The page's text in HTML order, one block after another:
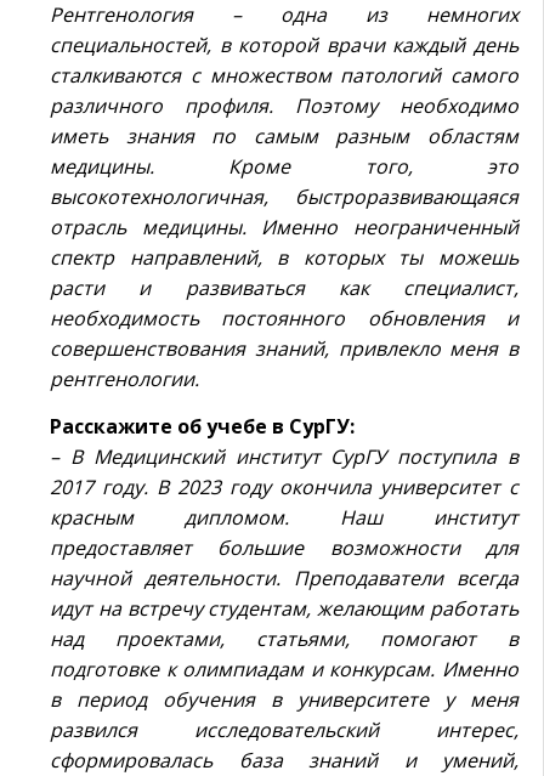
Рентгенология – одна из немногих
специальностей, в которой врачи каждый день
сталкиваются с множеством патологий самого
различного профиля. Поэтому необходимо
иметь знания по самым разным областям
медицины. Кроме того, это
высокотехнологичная, быстроразвивающаяся
отрасль медицины. Именно неограниченный
спектр направлений, в которых ты можешь
расти и развиваться как специалист,
необходимость постоянного обновления и
совершенствования знаний, привлекло меня в
рентгенологии.
Расскажите об учебе в СурГУ:
– В Медицинский институт СурГУ поступила в
2017 году. В 2023 году окончила университет с
красным дипломом. Наш институт
предоставляет большие возможности для
научной деятельности. Преподаватели всегда
идут на встречу студентам, желающим работать
над проектами, статьями, помогают в
подготовке к олимпиадам и конкурсам. Именно
в период обучения в университете у меня
развился исследовательский интерес,
сформировалась база знаний и умений,